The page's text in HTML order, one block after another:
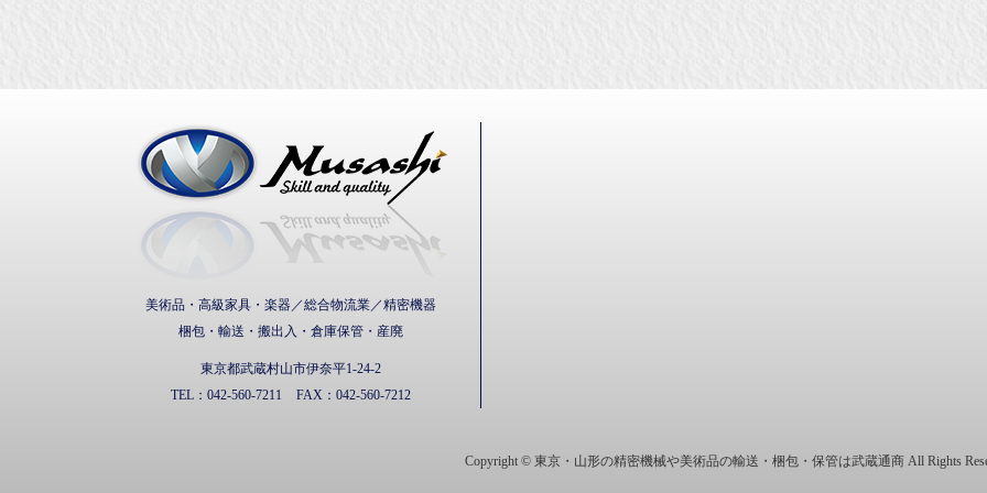
美術品・高級家具・楽器／総合物流業／精密機器
梱包・輸送・搬出入・倉庫保管・産廃
東京都武蔵村山市伊奈平1-24-2
TEL： 042-560-7211 FAX： 042-560-7212
Copyright © 東京・山形の精密機械や美術品の輸送・梱包・保管は武蔵通商 All Rights